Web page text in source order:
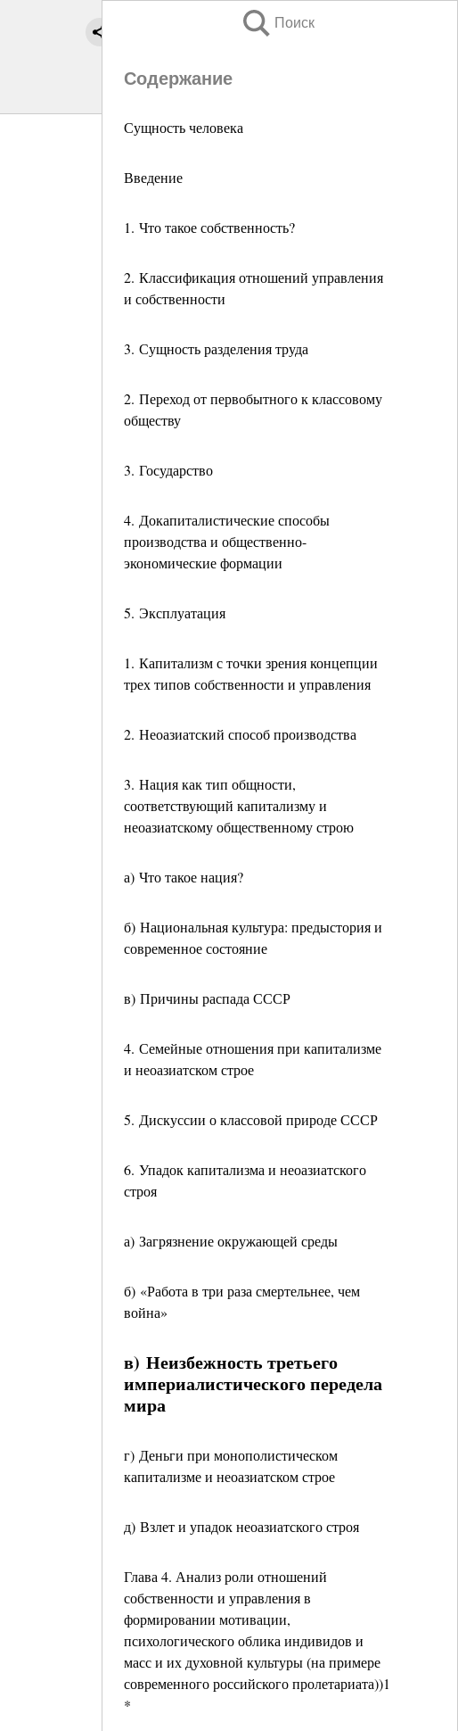
Поиск
Содержание
Сущность человека
Введение
1. Что такое собственность?
2. Классификация отношений управления
и собственности
3. Сущность разделения труда
2. Переход от первобытного к классовому
обществу
3. Государство
4. Докапиталистические способы
производства и общественно-
экономические формации
5. Эксплуатация
1. Капитализм с точки зрения концепции
трех типов собственности и управления
2. Неоазиатский способ производства
3. Нация как тип общности,
соответствующий капитализму и
неоазиатскому общественному строю
а) Что такое нация?
б) Национальная культура: предыстория и
современное состояние
в) Причины распада СССР
4. Семейные отношения при капитализме
и неоазиатском строе
5. Дискуссии о классовой природе СССР
6. Упадок капитализма и неоазиатского
строя
а) Загрязнение окружающей среды
б) «Работа в три раза смертельнее, чем
война»
в) Неизбежность третьего
империалистического передела
мира
г) Деньги при монополистическом
капитализме и неоазиатском строе
д) Взлет и упадок неоазиатского строя
Глава 4. Анализ роли отношений
собственности и управления в
формировании мотивации,
психологического облика индивидов и
масс и их духовной культуры (на примере
современного российского пролетариата))1
*